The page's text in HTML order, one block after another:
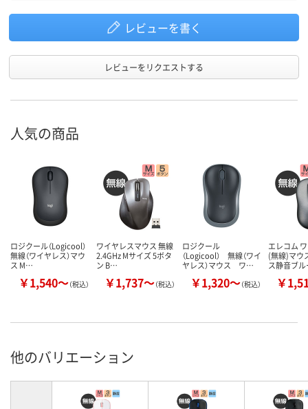
レビューを書く
レビューをリクエストする
人気の商品
ロジクール（Logicool）
無線（ワイヤレス）マウ
ス M…
￥1,540～（税込）
ワイヤレスマウス 無線
2.4GHz Mサイズ 5ボタ
ン B…
￥1,737～（税込）
ロジクール
（Logicool） 無線（ワイ
ヤレス）マウス ワ…
￥1,320～（税込）
エレコム
(無線)マウ
ス静音ブ
￥
他のバリエーション